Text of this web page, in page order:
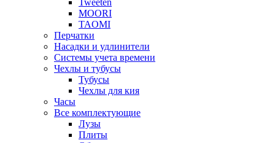
Tweeten
MOORI
TAOMI
Перчатки
Насадки и удлинители
Системы учета времени
Чехлы и тубусы
Тубусы
Чехлы для кия
Часы
Все комплектующие
Лузы
Плиты